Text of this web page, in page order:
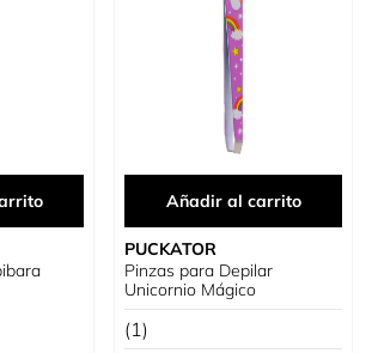
Añadir al carrito
PUCKATOR
Pinzas para Depilar
Unicornio Mágico
(1)